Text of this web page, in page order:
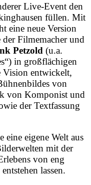
Live-Event den
füllen. Mit
eine neue Version
Filmemacher und
Petzold (u.a.
in großflächigen
Vision entwickelt,
von
von Komponist und
der Textfassung
eigene Welt aus
mit der
von eng
lassen.